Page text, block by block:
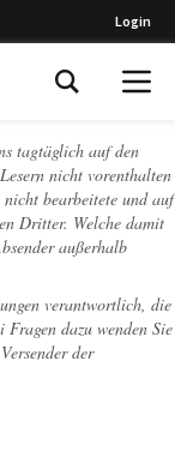
Login
tagtäglich auf den
nicht vorenthalten
bearbeitete und auf
Dritter. Welche damit
außerhalb
verantwortlich, die
dazu wenden Sie
der